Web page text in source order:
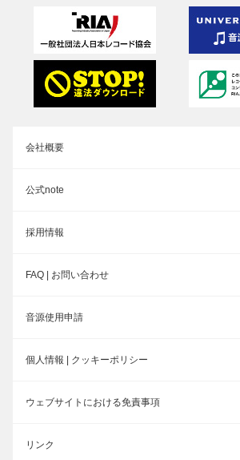
会社概要
公式note
採用情報
FAQ | お問い合わせ
音源使用申請
個人情報 | クッキーポリシー
ウェブサイトにおける免責事項
リンク